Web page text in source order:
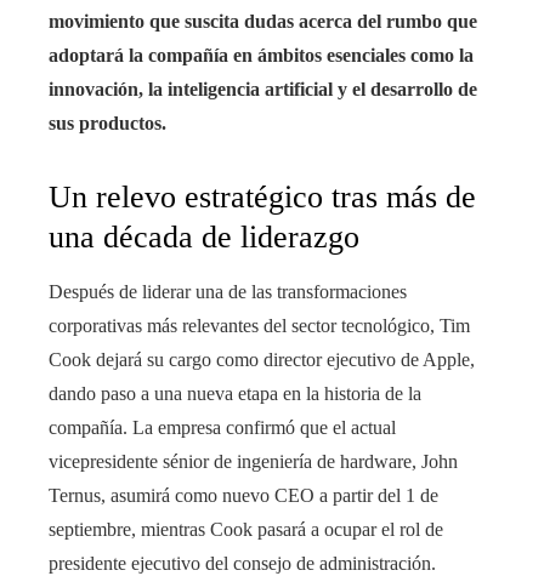
movimiento que suscita dudas acerca del rumbo que
adoptará la compañía en ámbitos esenciales como la
innovación, la inteligencia artificial y el desarrollo de
sus productos.
Un relevo estratégico tras más de
una década de liderazgo
Después de liderar una de las transformaciones
corporativas más relevantes del sector tecnológico, Tim
Cook dejará su cargo como director ejecutivo de Apple,
dando paso a una nueva etapa en la historia de la
compañía. La empresa confirmó que el actual
vicepresidente sénior de ingeniería de hardware, John
Ternus, asumirá como nuevo CEO a partir del 1 de
septiembre, mientras Cook pasará a ocupar el rol de
presidente ejecutivo del consejo de administración.